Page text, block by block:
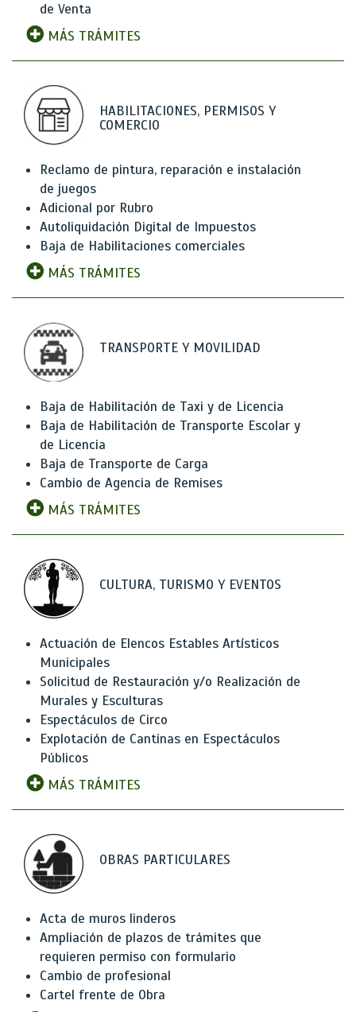
de Venta
MÁS TRÁMITES
HABILITACIONES, PERMISOS Y
COMERCIO
Reclamo de pintura, reparación e instalación
de juegos
Adicional por Rubro
Autoliquidación Digital de Impuestos
Baja de Habilitaciones comerciales
MÁS TRÁMITES
TRANSPORTE Y MOVILIDAD
Baja de Habilitación de Taxi y de Licencia
Baja de Habilitación de Transporte Escolar y
de Licencia
Baja de Transporte de Carga
Cambio de Agencia de Remises
MÁS TRÁMITES
CULTURA, TURISMO Y EVENTOS
Actuación de Elencos Estables Artísticos
Municipales
Solicitud de Restauración y/o Realización de
Murales y Esculturas
Espectáculos de Circo
Explotación de Cantinas en Espectáculos
Públicos
MÁS TRÁMITES
OBRAS PARTICULARES
Acta de muros linderos
Ampliación de plazos de trámites que
requieren permiso con formulario
Cambio de profesional
Cartel frente de Obra